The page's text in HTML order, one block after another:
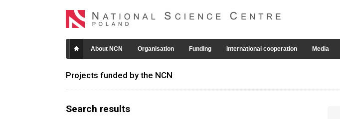
About NCN Organisation Funding International cooperation Media
Projects funded by the NCN
Search results